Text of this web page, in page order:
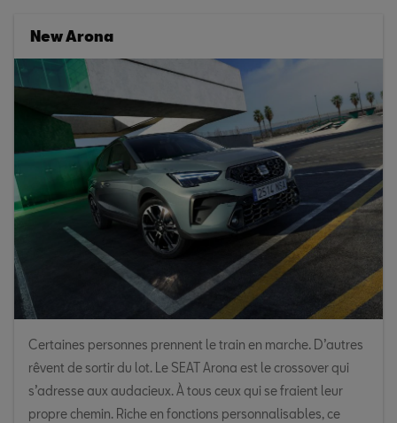
New Arona
Certaines personnes prennent le train en marche. D’autres
rêvent de sortir du lot. Le SEAT Arona est le crossover qui
s’adresse aux audacieux. À tous ceux qui se fraient leur
propre chemin. Riche en fonctions personnalisables, ce